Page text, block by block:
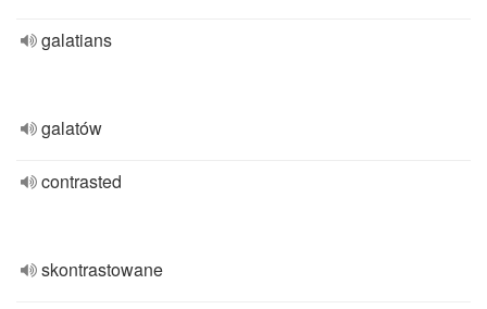
galatians
galatów
contrasted
skontrastowane